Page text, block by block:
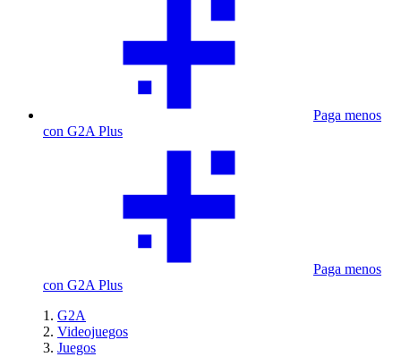
Paga menos
con G2A Plus
Paga menos
con G2A Plus
G2A
Videojuegos
Juegos